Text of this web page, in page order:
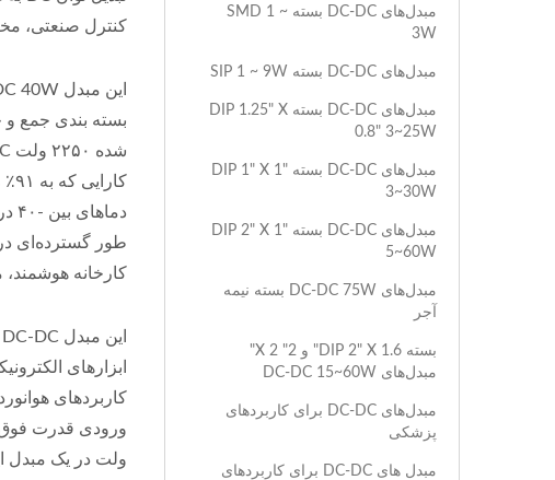
کنترل صنعتی،
طور گسترده‌ای
کارخانه
ابزارهای
کاربردهای
مبدل‌های DC-DC بسته SMD 1 ~
3W
مبدل‌های DC-DC بسته SIP 1 ~ 9W
مبدل‌های DC-DC بسته DIP 1.25" X
0.8" 3~25W
مبدل‌های DC-DC بسته DIP 1" X 1"
3~30W
مبدل‌های DC-DC بسته DIP 2" X 1"
5~60W
مبدل‌های DC-DC 75W بسته نیمه
آجر
بسته DIP 2" X 1.6" و 2" X 2"
مبدل‌های DC-DC 15~60W
مبدل‌های DC-DC برای کاربردهای
پزشکی
مبدل های DC-DC برای کاربردهای